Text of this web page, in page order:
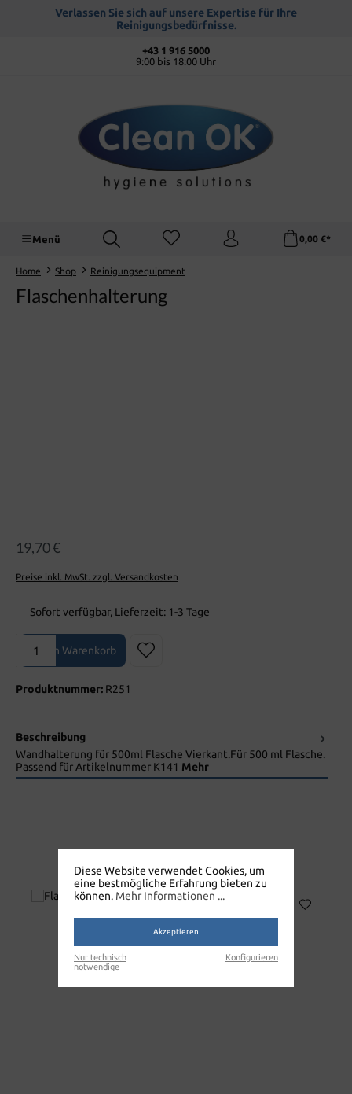
springenVerlassen Sie sich auf unsere Expertise für Ihre
Reinigungsbedürfnisse.
+43 1 916 5000
9:00 bis 18:00 Uhr
Menü 0,00 €*
Home Shop Reinigungsequipment
Flaschenhalterung
19,70 €
Preise inkl. MwSt. zzgl. Versandkosten
Sofort verfügbar, Lieferzeit: 1-3 Tage
Produkt Anzahl: Gib den gewünschten Wert ein oder benutze die
In den Warenkorb
Produktnummer: R251
Beschreibung
Wandhalterung für 500ml Flasche Vierkant.Für 500 ml Flasche.
Passend für Artikelnummer K141 Mehr
FLASCHENHALTERUNG
Diese Website verwendet Cookies, um
eine bestmögliche Erfahrung bieten zu
können. Mehr Informationen ...
Akzeptieren
Nur technisch
notwendige
Konfigurieren